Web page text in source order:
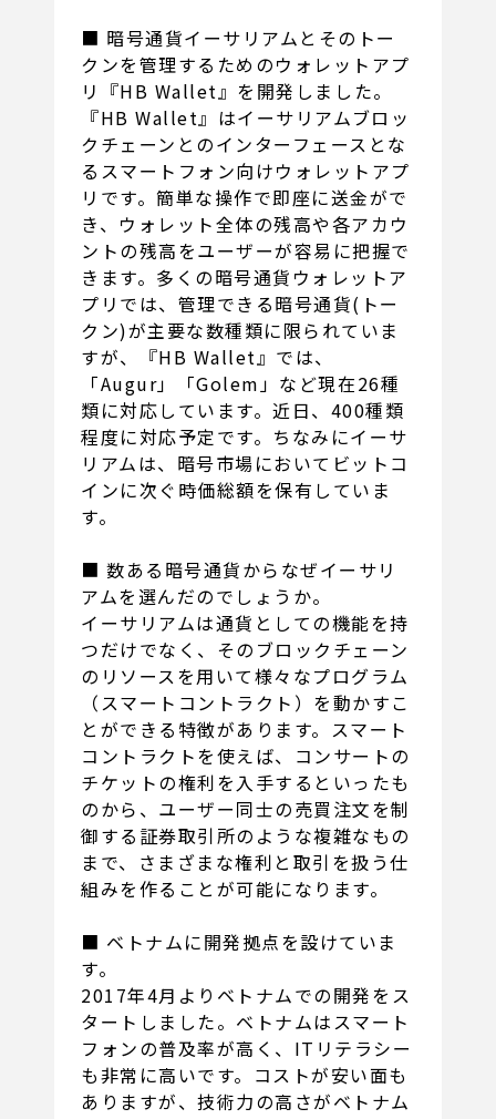
■ 暗号通貨イーサリアムとそのトー
クンを管理するためのウォレットアプ
リ『HB Wallet』を開発しました。
『HB Wallet』はイーサリアムブロッ
クチェーンとのインターフェースとな
るスマートフォン向けウォレットアプ
リです。簡単な操作で即座に送金がで
き、ウォレット全体の残高や各アカウ
ントの残高をユーザーが容易に把握で
きます。多くの暗号通貨ウォレットア
プリでは、管理できる暗号通貨(トー
クン)が主要な数種類に限られていま
すが、『HB Wallet』では、
「Augur」「Golem」など現在26種
類に対応しています。近日、400種類
程度に対応予定です。ちなみにイーサ
リアムは、暗号市場においてビットコ
インに次ぐ時価総額を保有していま
す。
■ 数ある暗号通貨からなぜイーサリ
アムを選んだのでしょうか。
イーサリアムは通貨としての機能を持
つだけでなく、そのブロックチェーン
のリソースを用いて様々なプログラム
（スマートコントラクト）を動かすこ
とができる特徴があります。スマート
コントラクトを使えば、コンサートの
チケットの権利を入手するといったも
のから、ユーザー同士の売買注文を制
御する証券取引所のような複雑なもの
まで、さまざまな権利と取引を扱う仕
組みを作ることが可能になります。
■ ベトナムに開発拠点を設けていま
す。
2017年4月よりベトナムでの開発をス
タートしました。ベトナムはスマート
フォンの普及率が高く、ITリテラシー
も非常に高いです。コストが安い面も
ありますが、技術力の高さがベトナム